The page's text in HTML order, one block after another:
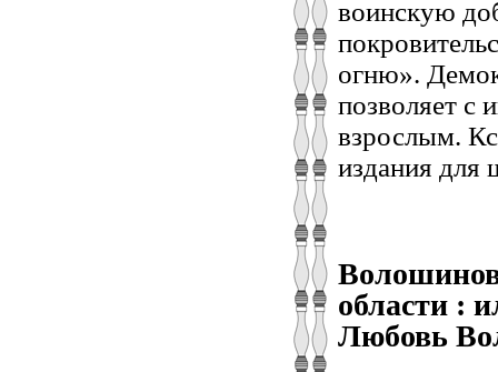
воинскую
огню».
позволяет с
взрослым.
издания для
области :
Любовь